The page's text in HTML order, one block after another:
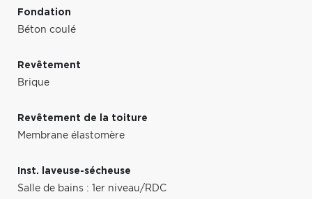
Fondation
Béton coulé
Revêtement
Brique
Revêtement de la toiture
Membrane élastomère
Inst. laveuse-sécheuse
Salle de bains : 1er niveau/RDC